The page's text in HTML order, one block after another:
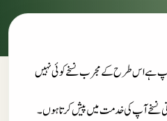
آپ ہے اس طرح کے مجرب نسخے کوئی نہیں
نسخے آپ کی خدمت میں پیش کرتا ہوں۔